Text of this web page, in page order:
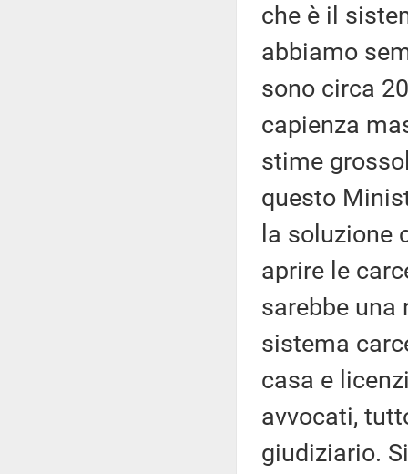
che è il
abbiamo
sono circa
capienza
stime
questo
la soluzione
aprire le
sarebbe una
sistema
casa e
avvocati,
giudiziario.